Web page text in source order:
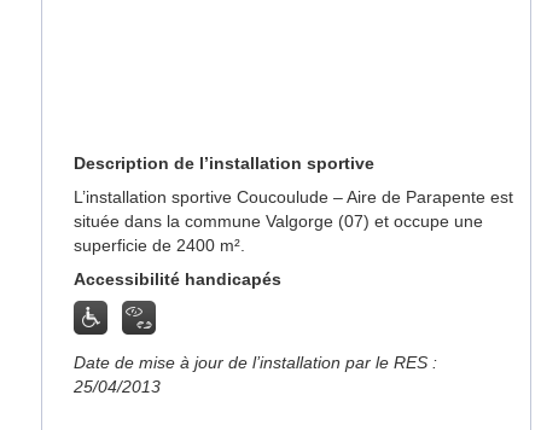
Description de l’installation sportive
L’installation sportive Coucoulude – Aire de Parapente est
située dans la commune Valgorge (07) et occupe une
superficie de 2400 m².
Accessibilité handicapés
Date de mise à jour de l’installation par le RES :
25/04/2013